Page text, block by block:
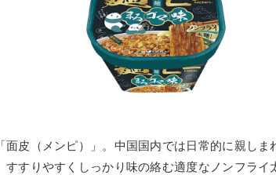
面皮（メンピ）」。中国国内では日常的に親し
すりやすくしっかり味の絡む適度なノンフライ